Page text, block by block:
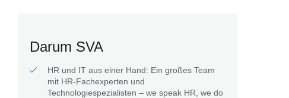
Darum SVA
HR und IT aus einer Hand: Ein großes Team
mit HR-Fachexperten und
Technologiespezialisten – we speak HR, we do